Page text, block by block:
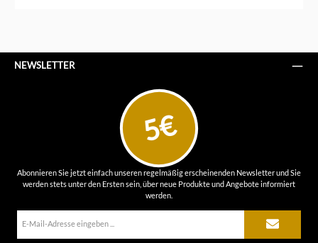
NEWSLETTER
5€
Abonnieren Sie jetzt einfach unseren regelmäßig erscheinenden Newsletter und Sie
werden stets unter den Ersten sein, über neue Produkte und Angebote informiert
werden.